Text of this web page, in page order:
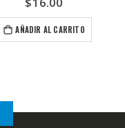
0out of 5
$16.00